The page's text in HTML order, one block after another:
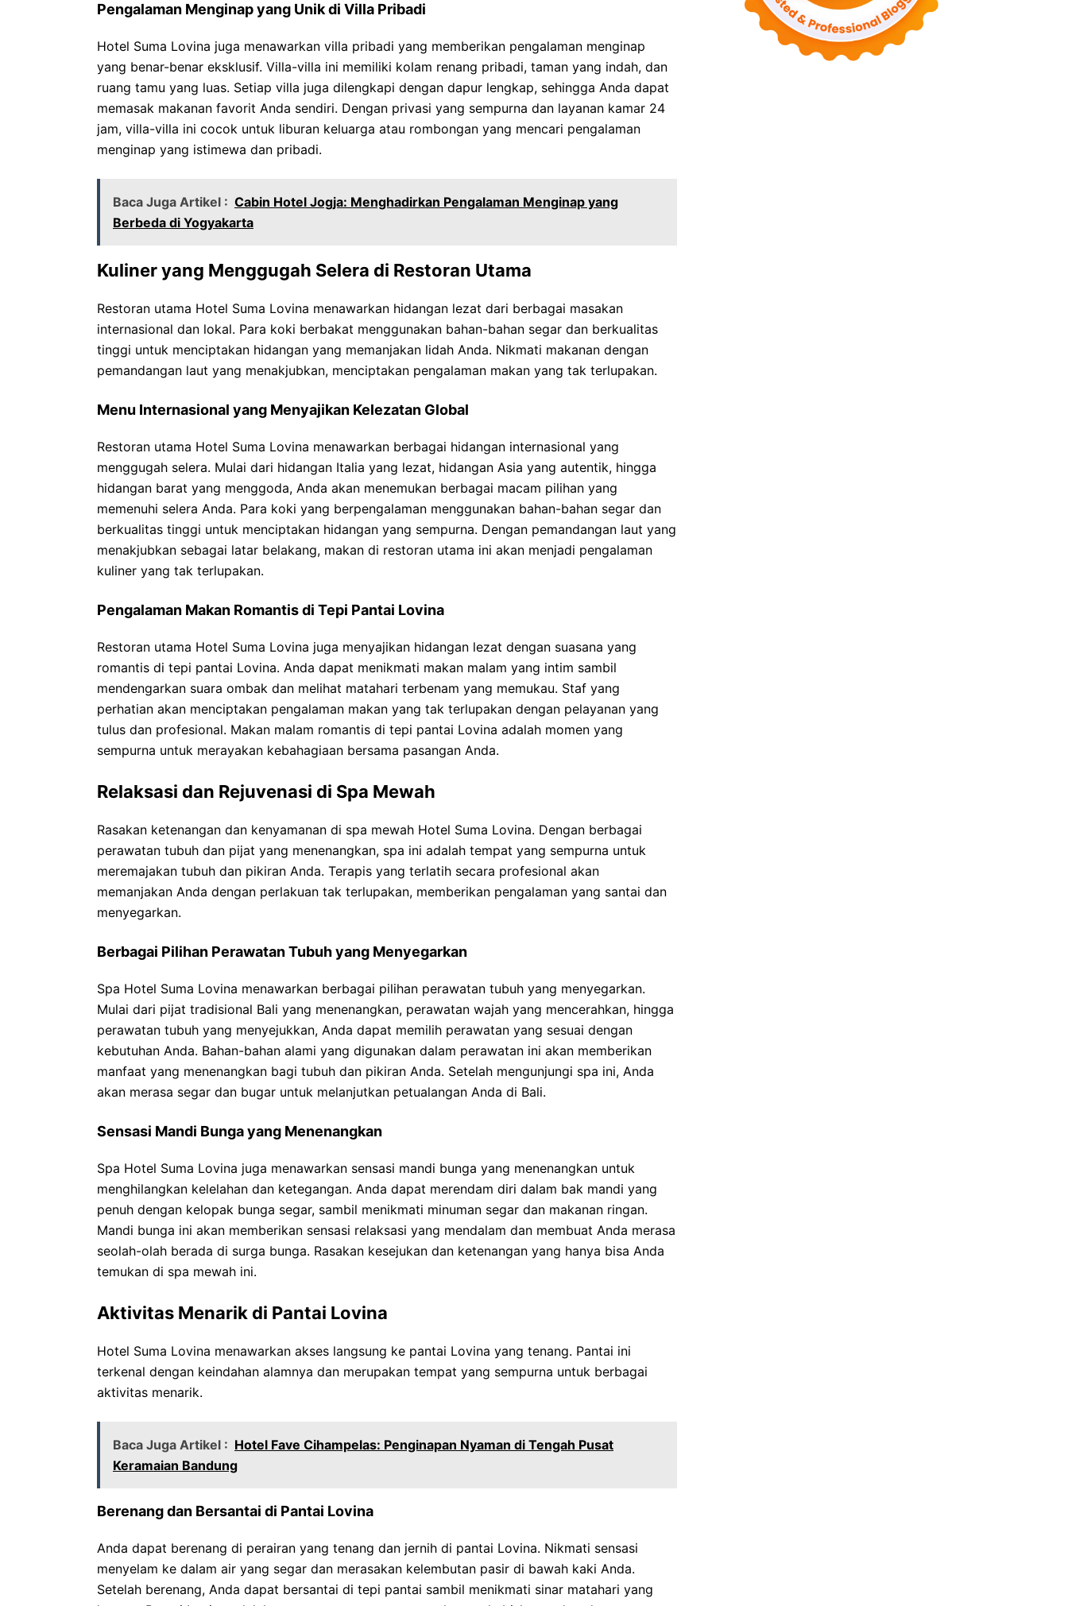
Pengalaman Menginap yang Unik di Villa Pribadi
Hotel Suma Lovina juga menawarkan villa pribadi yang memberikan pengalaman menginap
yang benar-benar eksklusif. Villa-villa ini memiliki kolam renang pribadi, taman yang indah, dan
ruang tamu yang luas. Setiap villa juga dilengkapi dengan dapur lengkap, sehingga Anda dapat
memasak makanan favorit Anda sendiri. Dengan privasi yang sempurna dan layanan kamar 24
jam, villa-villa ini cocok untuk liburan keluarga atau rombongan yang mencari pengalaman
menginap yang istimewa dan pribadi.
Baca Juga Artikel : Cabin Hotel Jogja: Menghadirkan Pengalaman Menginap yang
Berbeda di Yogyakarta
Kuliner yang Menggugah Selera di Restoran Utama
Restoran utama Hotel Suma Lovina menawarkan hidangan lezat dari berbagai masakan
internasional dan lokal. Para koki berbakat menggunakan bahan-bahan segar dan berkualitas
tinggi untuk menciptakan hidangan yang memanjakan lidah Anda. Nikmati makanan dengan
pemandangan laut yang menakjubkan, menciptakan pengalaman makan yang tak terlupakan.
Menu Internasional yang Menyajikan Kelezatan Global
Restoran utama Hotel Suma Lovina menawarkan berbagai hidangan internasional yang
menggugah selera. Mulai dari hidangan Italia yang lezat, hidangan Asia yang autentik, hingga
hidangan barat yang menggoda, Anda akan menemukan berbagai macam pilihan yang
memenuhi selera Anda. Para koki yang berpengalaman menggunakan bahan-bahan segar dan
berkualitas tinggi untuk menciptakan hidangan yang sempurna. Dengan pemandangan laut yang
menakjubkan sebagai latar belakang, makan di restoran utama ini akan menjadi pengalaman
kuliner yang tak terlupakan.
Pengalaman Makan Romantis di Tepi Pantai Lovina
Restoran utama Hotel Suma Lovina juga menyajikan hidangan lezat dengan suasana yang
romantis di tepi pantai Lovina. Anda dapat menikmati makan malam yang intim sambil
mendengarkan suara ombak dan melihat matahari terbenam yang memukau. Staf yang
perhatian akan menciptakan pengalaman makan yang tak terlupakan dengan pelayanan yang
tulus dan profesional. Makan malam romantis di tepi pantai Lovina adalah momen yang
sempurna untuk merayakan kebahagiaan bersama pasangan Anda.
Relaksasi dan Rejuvenasi di Spa Mewah
Rasakan ketenangan dan kenyamanan di spa mewah Hotel Suma Lovina. Dengan berbagai
perawatan tubuh dan pijat yang menenangkan, spa ini adalah tempat yang sempurna untuk
meremajakan tubuh dan pikiran Anda. Terapis yang terlatih secara profesional akan
memanjakan Anda dengan perlakuan tak terlupakan, memberikan pengalaman yang santai dan
menyegarkan.
Berbagai Pilihan Perawatan Tubuh yang Menyegarkan
Spa Hotel Suma Lovina menawarkan berbagai pilihan perawatan tubuh yang menyegarkan.
Mulai dari pijat tradisional Bali yang menenangkan, perawatan wajah yang mencerahkan, hingga
perawatan tubuh yang menyejukkan, Anda dapat memilih perawatan yang sesuai dengan
kebutuhan Anda. Bahan-bahan alami yang digunakan dalam perawatan ini akan memberikan
manfaat yang menenangkan bagi tubuh dan pikiran Anda. Setelah mengunjungi spa ini, Anda
akan merasa segar dan bugar untuk melanjutkan petualangan Anda di Bali.
Sensasi Mandi Bunga yang Menenangkan
Spa Hotel Suma Lovina juga menawarkan sensasi mandi bunga yang menenangkan untuk
menghilangkan kelelahan dan ketegangan. Anda dapat merendam diri dalam bak mandi yang
penuh dengan kelopak bunga segar, sambil menikmati minuman segar dan makanan ringan.
Mandi bunga ini akan memberikan sensasi relaksasi yang mendalam dan membuat Anda merasa
seolah-olah berada di surga bunga. Rasakan kesejukan dan ketenangan yang hanya bisa Anda
temukan di spa mewah ini.
Aktivitas Menarik di Pantai Lovina
Hotel Suma Lovina menawarkan akses langsung ke pantai Lovina yang tenang. Pantai ini
terkenal dengan keindahan alamnya dan merupakan tempat yang sempurna untuk berbagai
aktivitas menarik.
Baca Juga Artikel : Hotel Fave Cihampelas: Penginapan Nyaman di Tengah Pusat
Keramaian Bandung
Berenang dan Bersantai di Pantai Lovina
Anda dapat berenang di perairan yang tenang dan jernih di pantai Lovina. Nikmati sensasi
menyelam ke dalam air yang segar dan merasakan kelembutan pasir di bawah kaki Anda.
Setelah berenang, Anda dapat bersantai di tepi pantai sambil menikmati sinar matahari yang